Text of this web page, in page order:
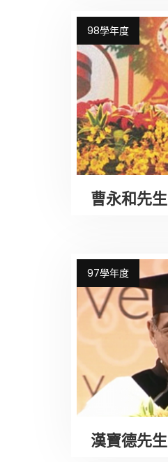
98學年度
曹永和先生
97學年度
漢寶德先生